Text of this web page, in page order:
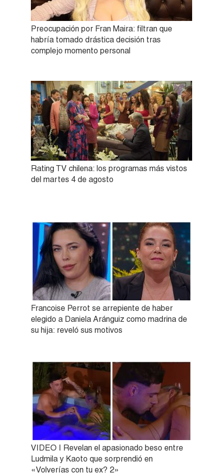
Preocupación por Fran Maira: filtran que
habría tomado drástica decisión tras
complejo momento personal
Rating TV chilena: los programas más vistos
del martes 4 de agosto
Francoise Perrot se arrepiente de haber
elegido a Daniela Aránguiz como madrina de
su hija: reveló sus motivos
VIDEO | Revelan el apasionado beso entre
Ludmila y Kaoto que sorprendió en
«Volverías con tu ex? 2»